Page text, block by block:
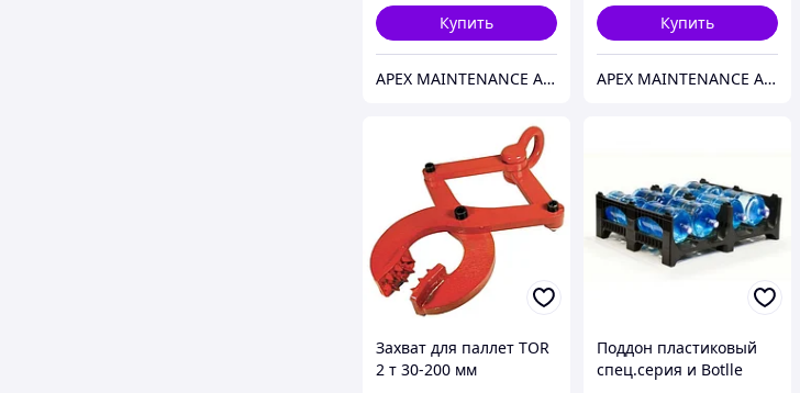
Купить
APEX MAINTENANCE AND SUPPLY SOLUTIONS
Купить
APEX MAINTENANCE AND SUPPLY SOLUTIONS
Захват для паллет TOR
2 т 30-200 мм
Поддон пластиковый
спец.серия и Botlle